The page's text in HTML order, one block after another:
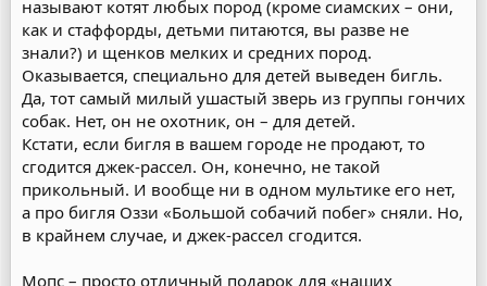
называют котят любых пород (кроме сиамских – они,
как и стаффорды, детьми питаются, вы разве не
знали?) и щенков мелких и средних пород.
Оказывается, специально для детей выведен бигль.
Да, тот самый милый ушастый зверь из группы гончих
собак. Нет, он не охотник, он – для детей.
Кстати, если бигля в вашем городе не продают, то
сгодится джек-рассел. Он, конечно, не такой
прикольный. И вообще ни в одном мультике его нет,
а про бигля Оззи «Большой собачий побег» сняли. Но,
в крайнем случае, и джек-рассел сгодится.
Мопс – просто отличный подарок для «наших